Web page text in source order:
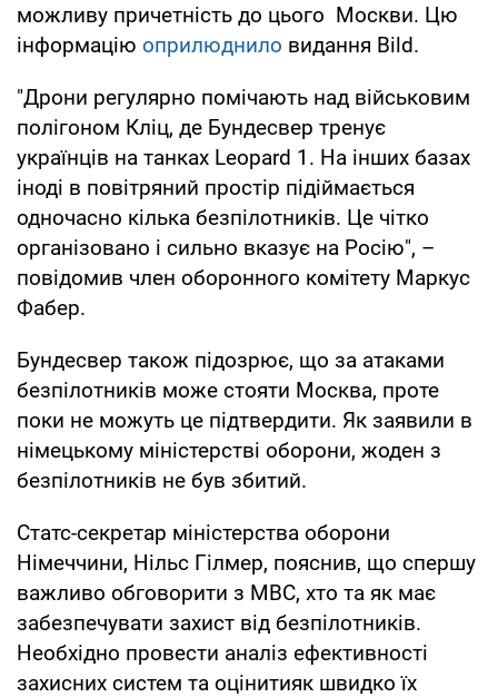
можливу причетність до цього Москви. Цю
інформацію оприлюднило видання Bild.
"Дрони регулярно помічають над військовим
полігоном Кліц, де Бундесвер тренує
українців на танках Leopard 1. На інших базах
іноді в повітряний простір підіймається
одночасно кілька безпілотників. Це чітко
організовано і сильно вказує на Росію", –
повідомив член оборонного комітету Маркус
Фабер.
Бундесвер також підозрює, що за атаками
безпілотників може стояти Москва, проте
поки не можуть це підтвердити. Як заявили в
німецькому міністерстві оборони, жоден з
безпілотників не був збитий.
Статс-секретар міністерства оборони
Німеччини, Нільс Гілмер, пояснив, що спершу
важливо обговорити з МВС, хто та як має
забезпечувати захист від безпілотників.
Необхідно провести аналіз ефективності
захисних систем та оцінитияк швидко їх